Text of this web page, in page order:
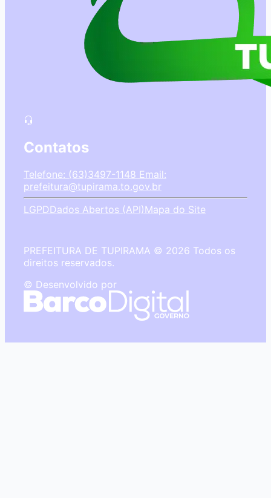
Contatos
Telefone: (63)3497-1148 Email:
prefeitura@tupirama.to.gov.br
LGPDDados Abertos (API)Mapa do Site
PREFEITURA DE TUPIRAMA © 2026 Todos os
direitos reservados.
© Desenvolvido por